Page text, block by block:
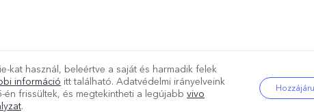
Mobile Communication Co.,Ltd.Minden jog fenntartva. Adatvédelmi
irányelve
| Cookie beállítások
kat használ, beleértve a saját és harmadik felek
információ itt található. Adatvédelmi irányelveink
én frissültek, és megtekintheti a legújabb vivo
.